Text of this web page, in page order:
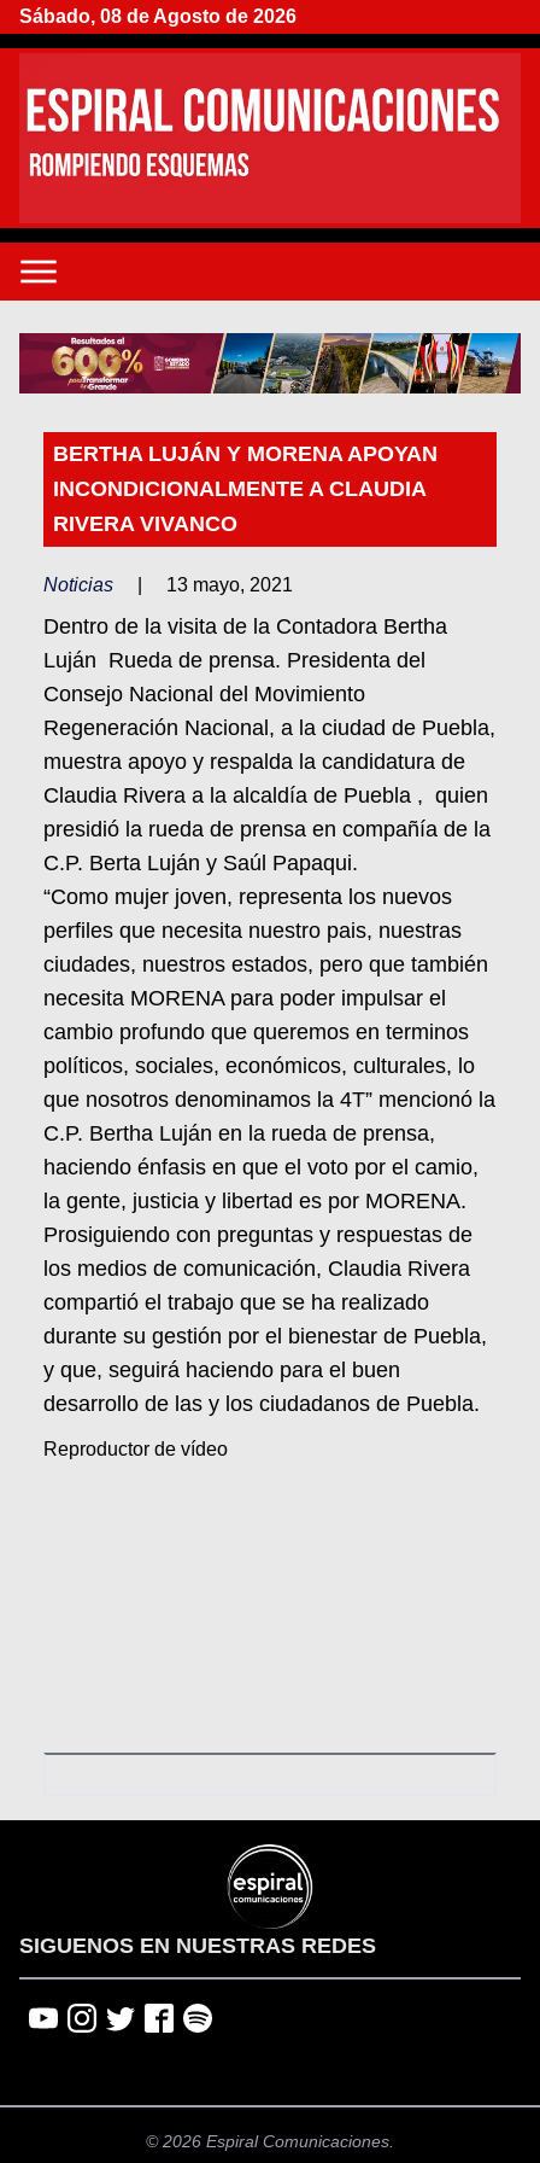
Sábado, 08 de Agosto de 2026
BERTHA LUJÁN Y MORENA APOYAN
INCONDICIONALMENTE A CLAUDIA
RIVERA VIVANCO
Noticias 13 mayo, 2021
Dentro de la visita de la Contadora Bertha
Luján Rueda de prensa. Presidenta del
Consejo Nacional del Movimiento
Regeneración Nacional, a la ciudad de Puebla,
muestra apoyo y respalda la candidatura de
Claudia Rivera a la alcaldía de Puebla , quien
presidió la rueda de prensa en compañía de la
C.P. Berta Luján y Saúl Papaqui.
“Como mujer joven, representa los nuevos
perfiles que necesita nuestro pais, nuestras
ciudades, nuestros estados, pero que también
necesita MORENA para poder impulsar el
cambio profundo que queremos en terminos
políticos, sociales, económicos, culturales, lo
que nosotros denominamos la 4T” mencionó la
C.P. Bertha Luján en la rueda de prensa,
haciendo énfasis en que el voto por el camio,
la gente, justicia y libertad es por MORENA.
Prosiguiendo con preguntas y respuestas de
los medios de comunicación, Claudia Rivera
compartió el trabajo que se ha realizado
durante su gestión por el bienestar de Puebla,
y que, seguirá haciendo para el buen
desarrollo de las y los ciudadanos de Puebla.
Reproductor de vídeo
SIGUENOS EN NUESTRAS REDES
© 2026 Espiral Comunicaciones.